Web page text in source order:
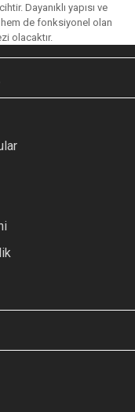
Dayanıklı yapısı ve
hem de fonksiyonel olan
olacaktır.